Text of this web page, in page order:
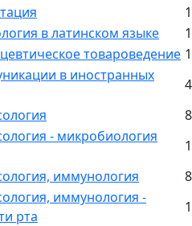
1
в латинском языке
товароведение 1
в иностранных
4
8
- микробиология
иммунология
8
иммунология -
рта
1